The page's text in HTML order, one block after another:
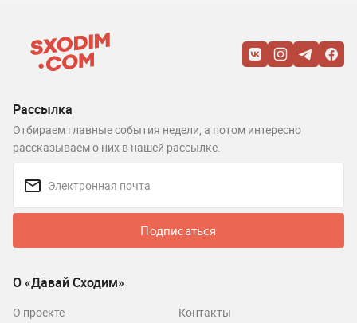
Рассылка
Отбираем главные события недели, а потом интересно
рассказываем о них в нашей рассылке.
Подписаться
О «Давай Сходим»
О проекте Контакты